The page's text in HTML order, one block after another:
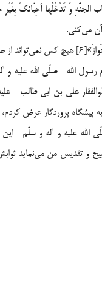
می‌كنی.
نوشته باشد.
الله ـ صلّی الله علیه
علی بن ابی طالب ـ
پیشگاه پروردگار عرض
الله علیه و آله و سلّم ـ